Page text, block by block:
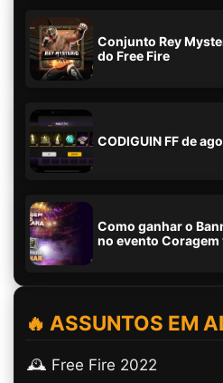
Conjunto Rey
do Free Fire
CODIGUIN FF de
Como ganhar o
no evento Coragem
🔥 ASSUNTOS EM
🕰️ Free Fire 2022